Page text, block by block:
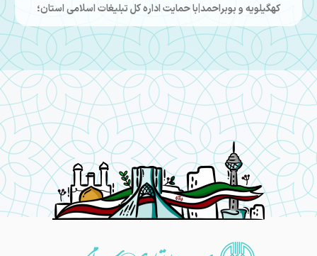
کهگیلویه و بوبراحمد|با حمایت اداره کل تبلیغات اسلامی استان؛